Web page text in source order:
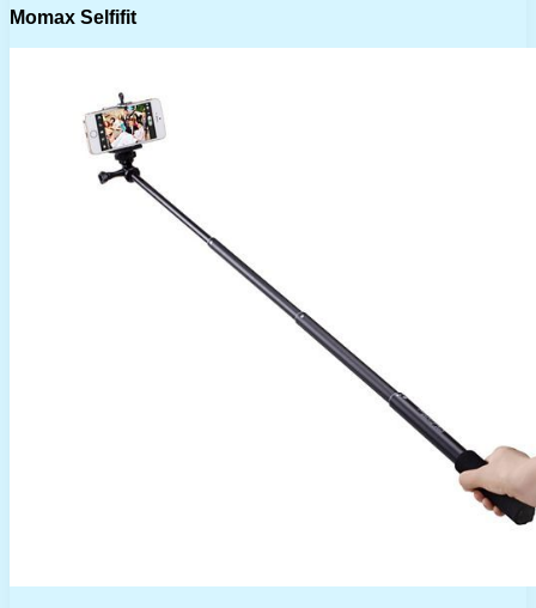
Momax Selfifit